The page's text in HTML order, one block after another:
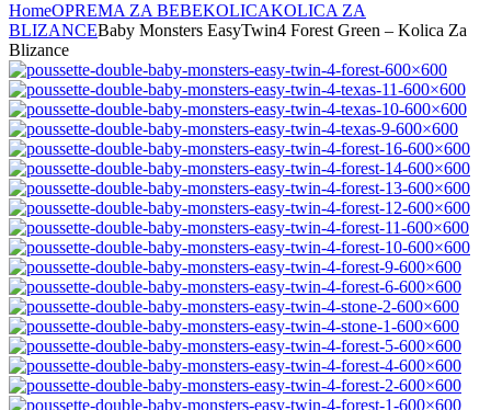
HomeOPREMA ZA BEBEKOLICAKOLICA ZA
BLIZANCEBaby Monsters EasyTwin4 Forest Green – Kolica Za
Blizance